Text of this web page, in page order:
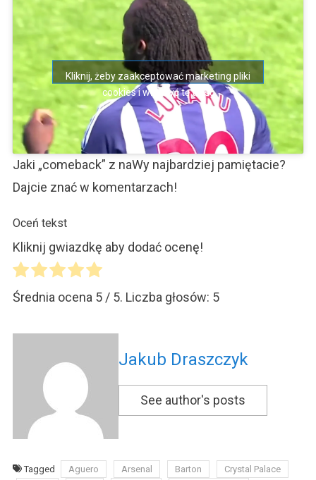
Kliknij, żeby zaakceptować marketing pliki
cookies i włączyć tę treść
Jaki „comeback” z naWy najbardziej pamiętacie?
Dajcie znać w komentarzach!
Oceń tekst
Kliknij gwiazdkę aby dodać ocenę!
Średnia ocena 5/ 5. Liczba głosów: 5
Jakub Draszczyk
See author's posts
Tagged Aguero Arsenal Barton
Crystal Palace